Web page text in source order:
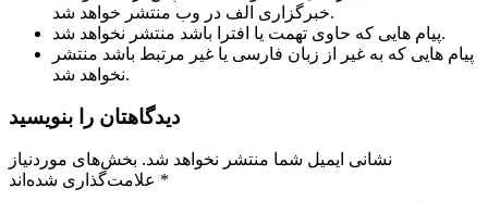
خبرگزاری الف در وب منتشر خواهد شد.
پیام هایی که حاوی تهمت یا افترا باشد منتشر نخواهد شد.
پیام هایی که به غیر از زبان فارسی یا غیر مرتبط باشد منتشر
نخواهد شد.
دیدگاهتان را بنویسید
نشانی ایمیل شما منتشر نخواهد شد. بخش‌های موردنیاز
*